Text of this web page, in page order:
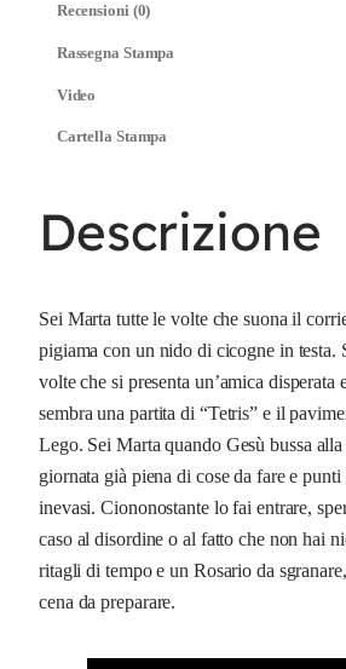
a
n
i
t
à
Recensioni (0)
Rassegna Stampa
Video
Cartella Stampa
Descrizione
Sei Marta tutte le volte che suona il
pigiama con un nido di cicogne in testa.
volte che si presenta un’amica
sembra una partita di “Tetris” e il
Lego. Sei Marta quando Gesù bussa
giornata già piena di cose da fare e
inevasi. Ciononostante lo fai entrare,
caso al disordine o al fatto che non hai
ritagli di tempo e un Rosario da
cena da preparare.